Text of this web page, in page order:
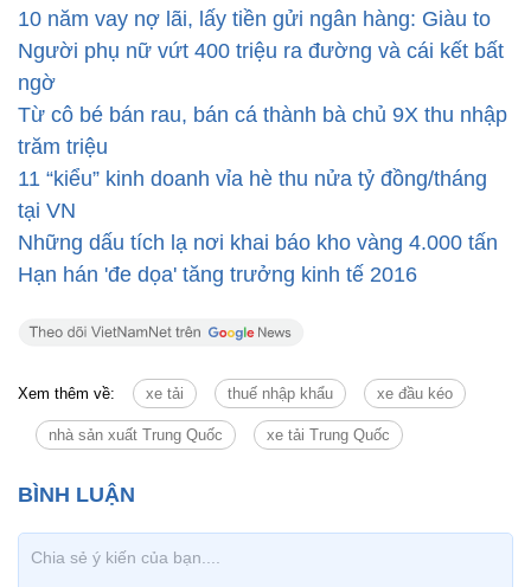
10 năm vay nợ lãi, lấy tiền gửi ngân hàng: Giàu to
Người phụ nữ vứt 400 triệu ra đường và cái kết bất
ngờ
Từ cô bé bán rau, bán cá thành bà chủ 9X thu nhập
trăm triệu
11 “kiểu” kinh doanh vỉa hè thu nửa tỷ đồng/tháng
tại VN
Những dấu tích lạ nơi khai báo kho vàng 4.000 tấn
Hạn hán 'đe dọa' tăng trưởng kinh tế 2016
Xem thêm về: xe tải thuế nhập khẩu xe đầu kéo
nhà sản xuất Trung Quốc xe tải Trung Quốc